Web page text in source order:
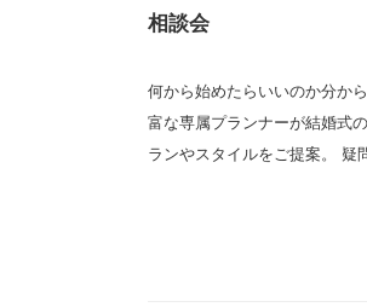
相談会
何から始めたらいいのか分か
富な専属プランナーが結婚式
ランやスタイルをご提案。 疑